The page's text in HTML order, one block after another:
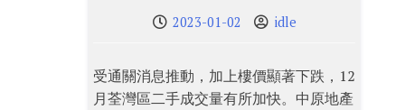
2023-01-02 idle
受通關消息推動，加上樓價顯著下跌，12
月荃灣區二手成交量有所加快。中原地產